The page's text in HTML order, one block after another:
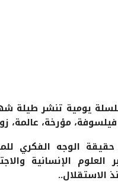
يومية تنشر طيلة
مؤرخة، عالمة،
الوجه الفكري
الإنسانية
الاستقلال..